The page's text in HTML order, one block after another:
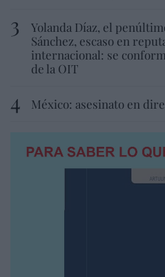
Yolanda Díaz, el
Sánchez, escaso en
internacional: se
de la OIT
México: asesinato en